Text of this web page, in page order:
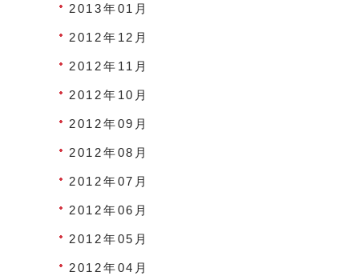
2013年01月
2012年12月
2012年11月
2012年10月
2012年09月
2012年08月
2012年07月
2012年06月
2012年05月
2012年04月